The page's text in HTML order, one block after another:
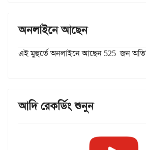
অনলাইনে আছেন
এই মুহুর্তে অনলাইনে আছেন 525 জন
আদি রেকর্ডিং শুনুন